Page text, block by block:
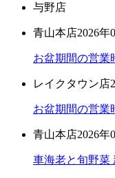
与野店
青山本店2026年
お盆期間の営業
レイクタウン店
お盆期間の営業
青山本店2026年
車海老と旬野菜